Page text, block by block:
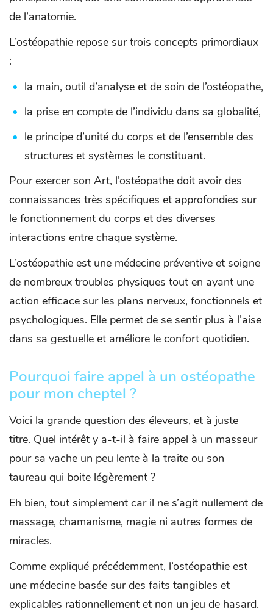
de l’anatomie.
L’ostéopathie repose sur trois concepts primordiaux
:
la main, outil d’analyse et de soin de l’ostéopathe,
la prise en compte de l’individu dans sa globalité,
le principe d’unité du corps et de l’ensemble des
structures et systèmes le constituant.
Pour exercer son Art, l’ostéopathe doit avoir des
connaissances très spécifiques et approfondies sur
le fonctionnement du corps et des diverses
interactions entre chaque système.
L’ostéopathie est une médecine préventive et soigne
de nombreux troubles physiques tout en ayant une
action efficace sur les plans nerveux, fonctionnels et
psychologiques. Elle permet de se sentir plus à l’aise
dans sa gestuelle et améliore le confort quotidien.
Pourquoi faire appel à un ostéopathe
pour mon cheptel ?
Voici la grande question des éleveurs, et à juste
titre. Quel intérêt y a-t-il à faire appel à un masseur
pour sa vache un peu lente à la traite ou son
taureau qui boite légèrement ?
Eh bien, tout simplement car il ne s’agit nullement de
massage, chamanisme, magie ni autres formes de
miracles.
Comme expliqué précédemment, l’ostéopathie est
une médecine basée sur des faits tangibles et
explicables rationnellement et non un jeu de hasard.